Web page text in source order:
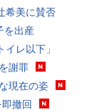
希美に賛否
を出産
レ以下」
謝罪
現在の姿
撤回